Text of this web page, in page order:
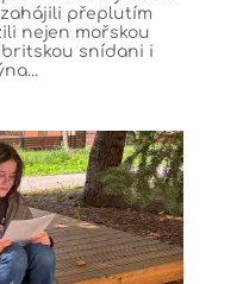
zahájili přeplutím
nejen mořskou
snídani i